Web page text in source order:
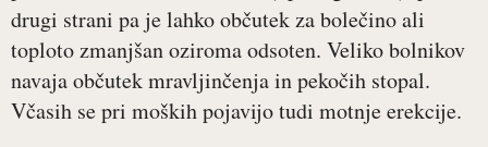
drugi strani pa je lahko občutek za bolečino ali
toploto zmanjšan oziroma odsoten. Veliko bolnikov
navaja občutek mravljinčenja in pekočih stopal.
Včasih se pri moških pojavijo tudi motnje erekcije.